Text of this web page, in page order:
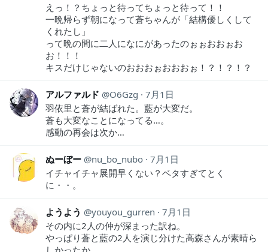
えっ！？ちょっと待ってちょっと待って！！
一晩帰らず朝になって蒼ちゃんが「結構優しくして
くれたし」
って晩の間に二人になにがあったのぉぉおおぉお
お！！！
キスだけじゃないのおおおぉおおおぉ！？！？！？
アルファルド O6Gzg
7月1日
羽依里と蒼が結ばれた。藍が大変だ。
蒼も大変なことになってる…。
感動の再会は次か…
ぬーぼー nu_bo_nubo 7月1日
イチャイチャ展開早くない？ベタすぎてとく
に・・。
ようよう youyou_gurren
7月1日
その内に2人の仲が深まった訳ね。
やっぱり蒼と藍の2人を演じ分けた高森さんが素晴ら
しかったか。